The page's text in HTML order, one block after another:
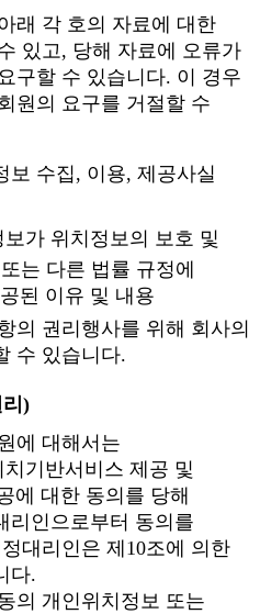
래 각 호의 자료에 대한
있고, 당해 자료에 오류가
구할 수 있습니다. 이 경우
원의 요구를 거절할 수
보 수집, 이용, 제공사실
가 위치정보의 보호 및
는 다른 법률 규정에
된 이유 및 내용
의 권리행사를 위해 회사의
수 있습니다.
)
에 대해서는
기반서비스 제공 및
에 대한 동의를 당해
리인으로부터 동의를
대리인은 제10조에 의한
다.
의 개인위치정보 또는